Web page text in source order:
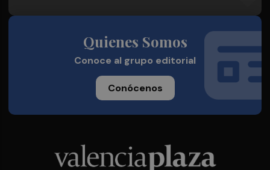
Quienes Somos
Conoce al grupo editorial
Conócenos